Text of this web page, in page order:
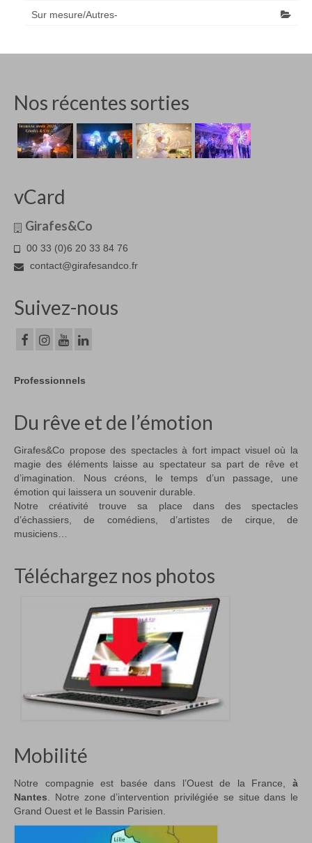
Sur mesure/Autres-
Nos récentes sorties
vCard
Girafes&Co
00 33 (0)6 20 33 84 76
contact@girafesandco.fr
Suivez-nous
Professionnels
Du rêve et de l’émotion
Girafes&Co propose des spectacles à fort impact visuel où la
magie des éléments laisse au spectateur sa part de rêve et
d’imagination. Nous créons, le temps d’un passage, une
émotion qui laissera un souvenir durable.
Notre créativité trouve sa place dans des spectacles
d’échassiers, de comédiens, d’artistes de cirque, de
musiciens…
Téléchargez nos photos
Mobilité
Notre compagnie est basée dans l’Ouest de la France, à
Nantes . Notre zone d’intervention privilégiée se situe dans le
Grand Ouest et le Bassin Parisien.